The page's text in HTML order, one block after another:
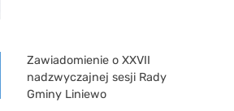
Zawiadomienie o XXVII
nadzwyczajnej sesji Rady
Gminy Liniewo